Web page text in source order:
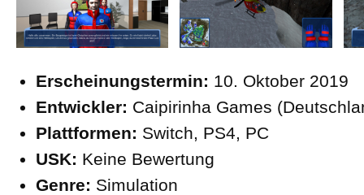
Erscheinungstermin: 10. Oktober 2019
Entwickler: Caipirinha Games
Plattformen: Switch, PS4, PC
USK: Keine Bewertung
Genre: Simulation